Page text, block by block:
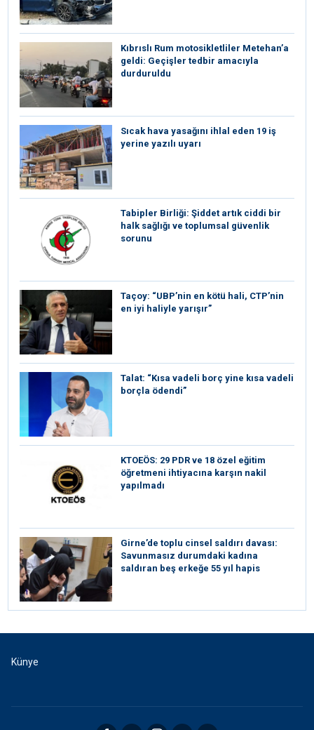
Kıbrıslı Rum motosikletliler Metehan’a
geldi: Geçişler tedbir amacıyla
durduruldu
Sıcak hava yasağını ihlal eden 19 iş
yerine yazılı uyarı
Tabipler Birliği: Şiddet artık ciddi bir
halk sağlığı ve toplumsal güvenlik
sorunu
Taçoy: “UBP’nin en kötü hali, CTP’nin
en iyi haliyle yarışır”
Talat: “Kısa vadeli borç yine kısa vadeli
borçla ödendi”
KTOEÖS: 29 PDR ve 18 özel eğitim
öğretmeni ihtiyacına karşın nakil
yapılmadı
Girne’de toplu cinsel saldırı davası:
Savunmasız durumdaki kadına
saldıran beş erkeğe 55 yıl hapis
Künye